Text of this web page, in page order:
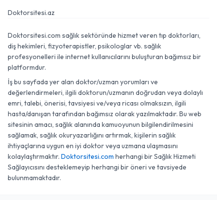
Doktorsitesi.az
Doktorsitesi.com sağlık sektöründe hizmet veren tıp doktorları,
diş hekimleri, fizyoterapistler, psikologlar vb. sağlık
profesyonelleri ile internet kullanıcılarını buluşturan bağımsız bir
platformdur.
İş bu sayfada yer alan doktor/uzman yorumları ve
değerlendirmeleri, ilgili doktorun/uzmanın doğrudan veya dolaylı
emri, talebi, önerisi, tavsiyesi ve/veya ricası olmaksızın, ilgili
hasta/danışan tarafından bağımsız olarak yazılmaktadır. Bu web
sitesinin amacı, sağlık alanında kamuoyunun bilgilendirilmesini
sağlamak, sağlık okuryazarlığını artırmak, kişilerin sağlık
ihtiyaçlarına uygun en iyi doktor veya uzmana ulaşmasını
kolaylaştırmaktır. Doktorsitesi.com herhangi bir Sağlık Hizmeti
Sağlayıcısını desteklemeyip herhangi bir öneri ve tavsiyede
bulunmamaktadır.